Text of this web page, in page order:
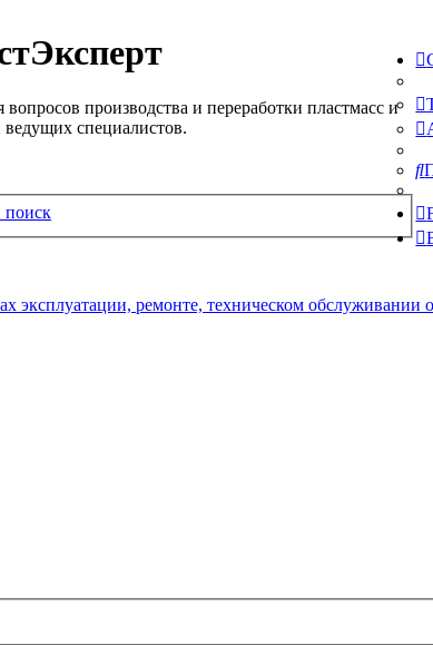
производства и переработки пластмасс и
специалистов.
эксплуатации, ремонте, техническом обслуживании